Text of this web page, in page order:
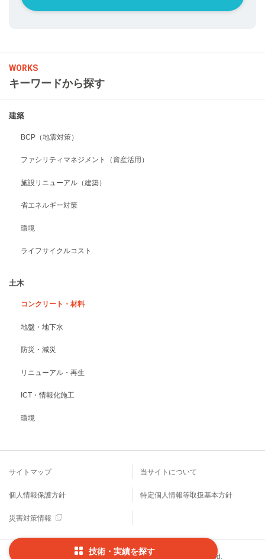
WORKS
キーワードから探す
建築
BCP（地震対策）
ファシリティマネジメント（資産活用）
施設リニューアル（建築）
省エネルギー対策
環境
ライフサイクルコスト
土木
コンクリート・材料
地盤・地下水
防災・減災
リニューアル・再生
ICT・情報化施工
環境
技術・実績を探す
サイトマップ 当サイトについて
個人情報保護方針 特定個人情報等取扱基本方針
災害対策情報
Copyright © TODA CORPORATION All Rights Reserved.